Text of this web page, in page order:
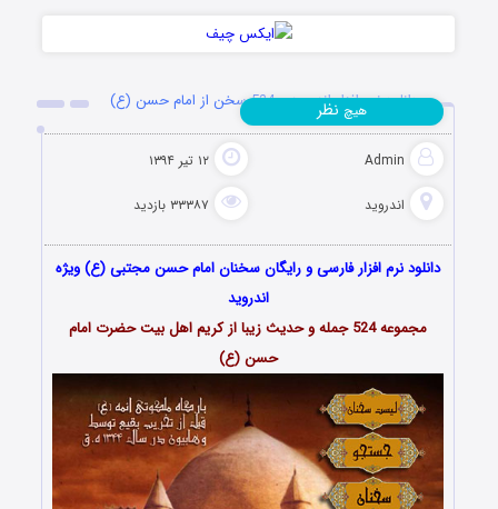
دانلود نرم افزار اندرویدی 524 سخن از امام حسن (ع)
Admin ۱۲ تیر ۱۳۹۴
اندروید ۳۳۳۸۷ بازدید
هیچ نظر
دانلود نرم افزار فارسی و رایگان سخنان امام حسن مجتبی (ع) ویژه
اندروید
مجموعه 524 جمله و حدیث زیبا از کریم اهل بیت حضرت امام
حسن (ع)